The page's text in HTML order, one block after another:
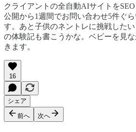
クライアントの全自動AIサイトを
公開から1週間でお問い合わせ5件ぐ
す。あと子供のネントレに挑戦した
の体験記も書こうかな。ベビーを見
きます。
16
シェア
前へ 次へ